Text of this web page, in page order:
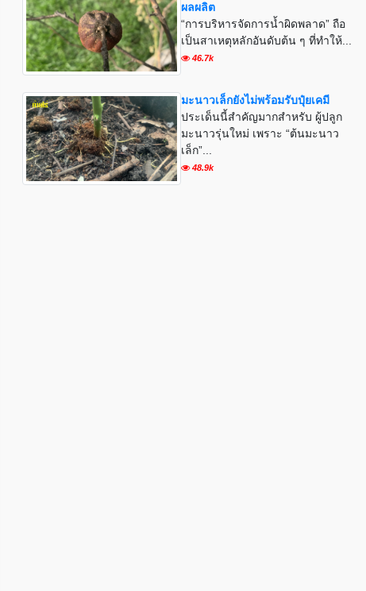
ผลผลิต
“การบริหารจัดการน้ำผิดพลาด” ถือ
เป็นสาเหตุหลักอันดับต้น ๆ ที่ทำให้...
46.7k
มะนาวเล็กยังไม่พร้อมรับปุ๋ยเคมี
ประเด็นนี้สำคัญมากสำหรับ ผู้ปลูก
มะนาวรุ่นใหม่ เพราะ “ต้นมะนาว
เล็ก”...
48.9k